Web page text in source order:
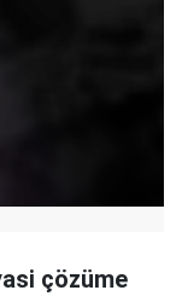
çözüme